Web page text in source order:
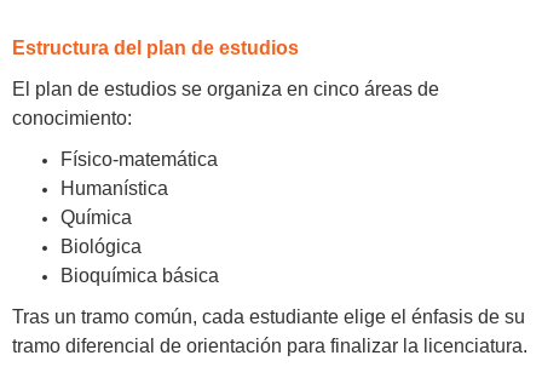
Estructura del plan de estudios
El plan de estudios se organiza en cinco áreas de
conocimiento:
Físico-matemática
Humanística
Química
Biológica
Bioquímica básica
Tras un tramo común, cada estudiante elige el énfasis de su
tramo diferencial de orientación para finalizar la licenciatura.